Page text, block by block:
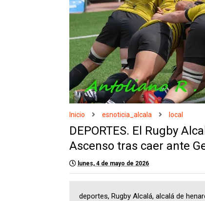
Inicio esnoticia_alcala local
DEPORTES. El Rugby
Ascenso tras caer ante
lunes, 4 de mayo de 2026
deportes, Rugby Alcalá, alcalá de